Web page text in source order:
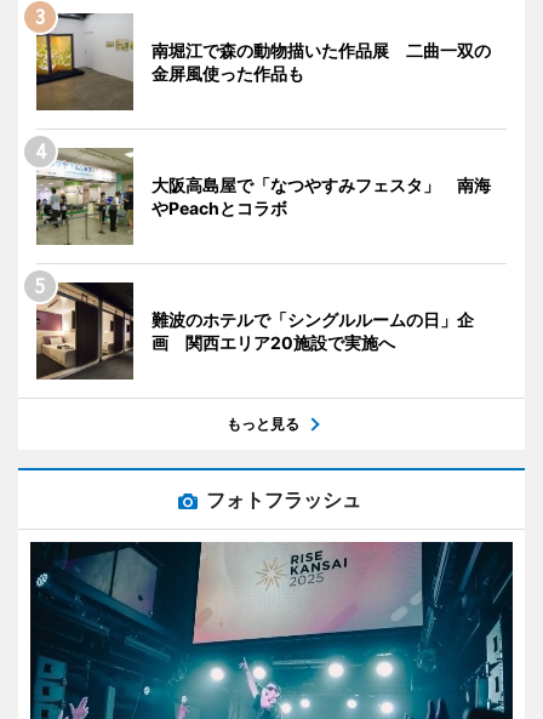
南堀江で森の動物描いた作品展 二曲一双の
金屏風使った作品も
大阪高島屋で「なつやすみフェスタ」 南海
やPeachとコラボ
難波のホテルで「シングルルームの日」企
画 関西エリア20施設で実施へ
もっと見る
フォトフラッシュ